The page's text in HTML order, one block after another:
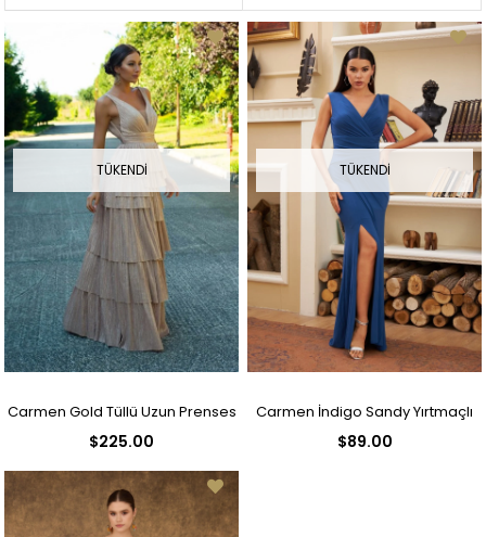
TÜKENDI
Carmen Gold Tüllü Uzun Prenses
$225.00
TÜKENDI
Carmen İndigo Sandy Yırtmaçlı
$89.00